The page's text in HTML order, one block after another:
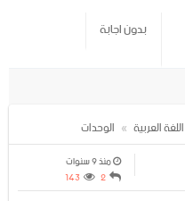
بدون اجابة
اللغة العربية
الوحدات
منذ 9 سنوات
2
143